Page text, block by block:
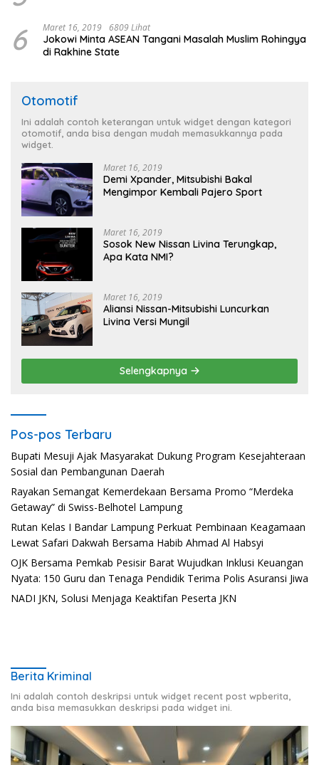
6 Maret 16, 2019 6809 Lihat
Jokowi Minta ASEAN Tangani Masalah Muslim Rohingya
di Rakhine State
Otomotif
Ini adalah contoh keterangan untuk widget dengan kategori
otomotif, anda bisa dengan mudah memasukkannya pada
widget.
Maret 16, 2019
Demi Xpander, Mitsubishi Bakal
Mengimpor Kembali Pajero Sport
Maret 16, 2019
Sosok New Nissan Livina Terungkap,
Apa Kata NMI?
Maret 16, 2019
Aliansi Nissan-Mitsubishi Luncurkan
Livina Versi Mungil
Selengkapnya
Pos-pos Terbaru
Bupati Mesuji Ajak Masyarakat Dukung Program Kesejahteraan
Sosial dan Pembangunan Daerah
Rayakan Semangat Kemerdekaan Bersama Promo “Merdeka
Getaway” di Swiss-Belhotel Lampung
Rutan Kelas I Bandar Lampung Perkuat Pembinaan Keagamaan
Lewat Safari Dakwah Bersama Habib Ahmad Al Habsyi
OJK Bersama Pemkab Pesisir Barat Wujudkan Inklusi Keuangan
Nyata: 150 Guru dan Tenaga Pendidik Terima Polis Asuransi Jiwa
NADI JKN, Solusi Menjaga Keaktifan Peserta JKN
Berita Kriminal
Ini adalah contoh deskripsi untuk widget recent post wpberita,
anda bisa memasukkan deskripsi pada widget ini.